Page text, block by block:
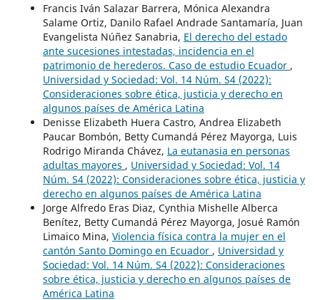
Francis Iván Salazar Barrera, Mónica Alexandra
Salame Ortiz, Danilo Rafael Andrade Santamaría, Juan
Evangelista Núñez Sanabria, El derecho del estado
ante sucesiones intestadas, incidencia en el
patrimonio de herederos. Caso de estudio Ecuador ,
Universidad y Sociedad: Vol. 14 Núm. S4 (2022):
Consideraciones sobre ética, justicia y derecho en
algunos países de América Latina
Denisse Elizabeth Huera Castro, Andrea Elizabeth
Paucar Bombón, Betty Cumandá Pérez Mayorga, Luis
Rodrigo Miranda Chávez, La eutanasia en personas
adultas mayores , Universidad y Sociedad: Vol. 14
Núm. S4 (2022): Consideraciones sobre ética, justicia y
derecho en algunos países de América Latina
Jorge Alfredo Eras Diaz, Cynthia Mishelle Alberca
Benítez, Betty Cumandá Pérez Mayorga, Josué Ramón
Limaico Mina, Violencia física contra la mujer en el
cantón Santo Domingo en Ecuador , Universidad y
Sociedad: Vol. 14 Núm. S4 (2022): Consideraciones
sobre ética, justicia y derecho en algunos países de
América Latina